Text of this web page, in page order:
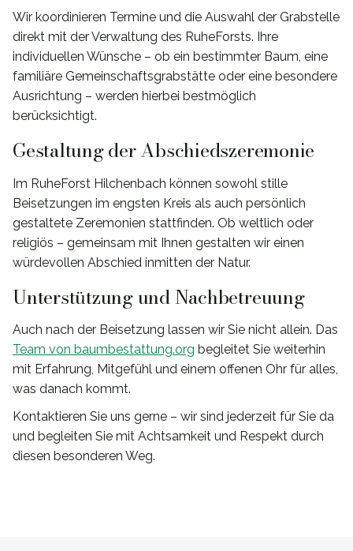
Wir koordinieren Termine und die Auswahl der Grabstelle
direkt mit der Verwaltung des RuheForsts. Ihre
individuellen Wünsche – ob ein bestimmter Baum, eine
familiäre Gemeinschaftsgrabstätte oder eine besondere
Ausrichtung – werden hierbei bestmöglich
berücksichtigt.
Gestaltung der Abschiedszeremonie
Im RuheForst Hilchenbach können sowohl stille
Beisetzungen im engsten Kreis als auch persönlich
gestaltete Zeremonien stattfinden. Ob weltlich oder
religiös – gemeinsam mit Ihnen gestalten wir einen
würdevollen Abschied inmitten der Natur.
Unterstützung und Nachbetreuung
Auch nach der Beisetzung lassen wir Sie nicht allein. Das
Team von baumbestattung.org begleitet Sie weiterhin
mit Erfahrung, Mitgefühl und einem offenen Ohr für alles,
was danach kommt.
Kontaktieren Sie uns gerne – wir sind jederzeit für Sie da
und begleiten Sie mit Achtsamkeit und Respekt durch
diesen besonderen Weg.